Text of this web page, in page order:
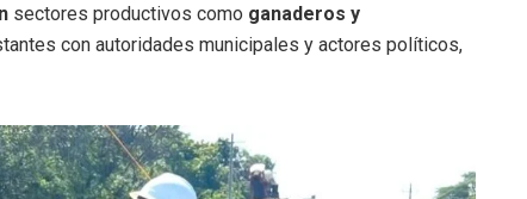
sectores productivos como ganaderos y
con autoridades municipales y actores políticos,